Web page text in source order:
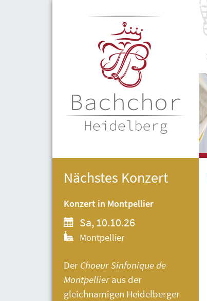
Nächstes Konzert
Konzert in Montpellier
Sa, 10.10.26
Montpellier
Der Choeur Sinfonique de
Montpellier aus der
gleichnamigen Heidelberger